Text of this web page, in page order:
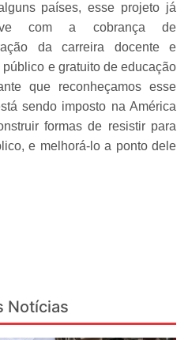
países, esse projeto já
com a cobrança de
da carreira docente e
e gratuito de educação
que reconheçamos esse
sendo imposto na América
formas de resistir para
e melhorá-lo a ponto dele
Notícias